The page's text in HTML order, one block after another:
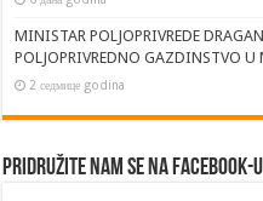
MINISTAR POLJOPRIVREDE
POLJOPRIVREDNO GAZDINSTVO U
2 седмице godina
Pridružite nam se na Facebook-u